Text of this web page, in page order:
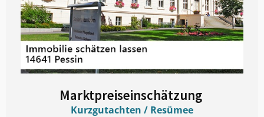
Marktpreiseinschätzung ​
Kurzgutachten / Resümee